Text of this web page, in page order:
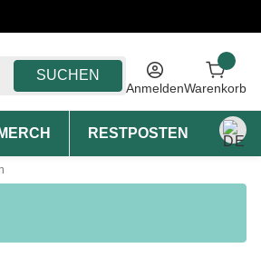
SUCHEN
AnmeldenWarenkorb
RESTPOSTEN